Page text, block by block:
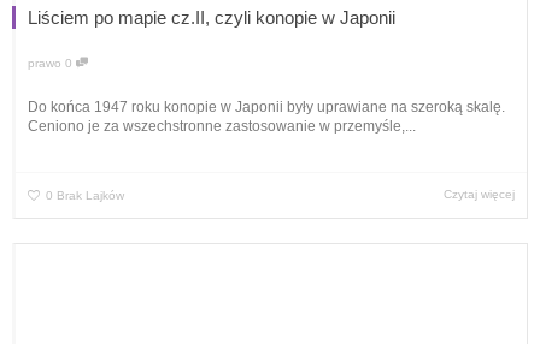
Liściem po mapie cz.II, czyli konopie w Japonii
prawo 0
Do końca 1947 roku konopie w Japonii były uprawiane na szeroką skalę.
Ceniono je za wszechstronne zastosowanie w przemyśle,...
0 Brak Lajków Czytaj więcej